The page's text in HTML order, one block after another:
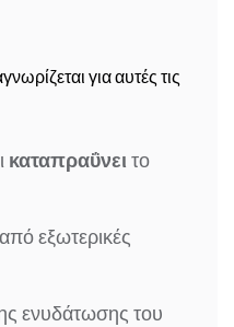
για αυτές τις
καταπραΰνει το
εξωτερικές
ενυδάτωσης του